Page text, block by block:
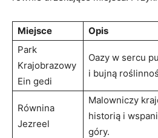
Miejsce
Opis
Park
Krajobrazowy
Ein gedi
Oazy w sercu
i bujną
Równina
Jezreel
Malowniczy
historią i
góry.